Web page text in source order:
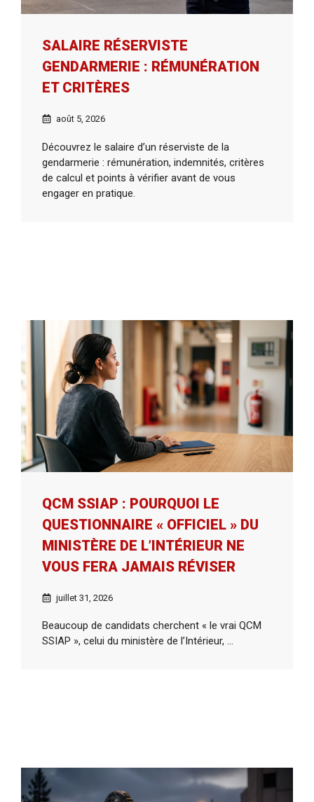
SALAIRE RÉSERVISTE
GENDARMERIE : RÉMUNÉRATION
ET CRITÈRES
août 5, 2026
Découvrez le salaire d’un réserviste de la
gendarmerie : rémunération, indemnités, critères
de calcul et points à vérifier avant de vous
engager en pratique.
QCM SSIAP : POURQUOI LE
QUESTIONNAIRE « OFFICIEL » DU
MINISTÈRE DE L’INTÉRIEUR NE
VOUS FERA JAMAIS RÉVISER
juillet 31, 2026
Beaucoup de candidats cherchent « le vrai QCM
SSIAP », celui du ministère de l’Intérieur, ...